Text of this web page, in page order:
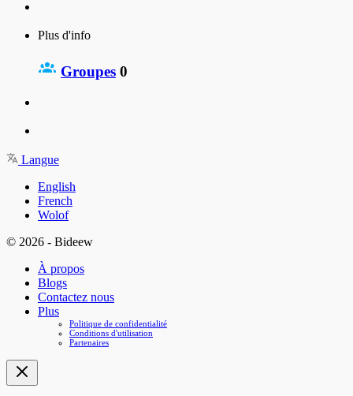
Plus d'info
Groupes 0
Langue
English
French
Wolof
© 2026 - Bideew
À propos
Blogs
Contactez nous
Plus
Politique de confidentialité
Conditions d'utilisation
Partenaires